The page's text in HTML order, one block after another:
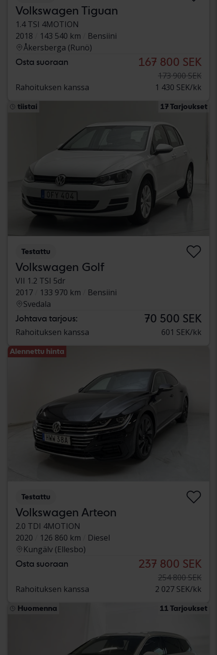
Volkswagen Tiguan
1.4 TSI 4MOTION
2018
143 540 km
Bensiini
Åkersberga (Runö)
Osta suoraan 167 800 SEK
173 900 SEK
Rahoituksen kanssa
1 430 SEK/kk
tiistai 17 Tarjoukset
Testattu
Volkswagen Golf
VII 1.2 TSI 5dr
2017
133 970 km
Bensiini
Svedala
Johtava tarjous: 70 500 SEK
Rahoituksen kanssa 601 SEK/kk
Alennettu hinta
Testattu
Volkswagen Arteon
2.0 TDI 4MOTION
2020
126 860 km
Diesel
Kungälv (Ellesbo)
Osta suoraan 237 800 SEK
254 800 SEK
Rahoituksen kanssa
2 027 SEK/kk
Huomenna 11 Tarjoukset